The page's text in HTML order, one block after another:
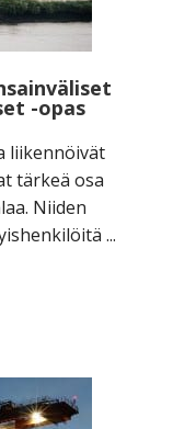
-opas
liikennöivät
tärkeä osa
Niiden
...